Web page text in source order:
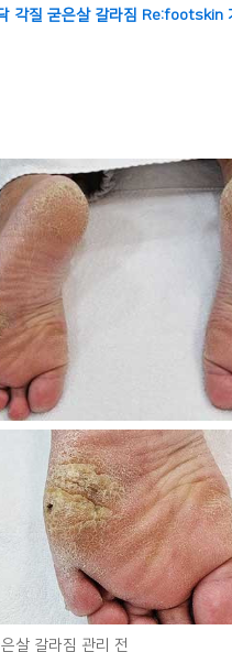
각질 굳은살 갈라짐 Re:footskin
살 갈라짐 관리 전